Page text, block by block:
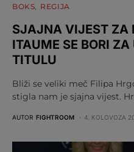
BOKS REGIJA
SJAJNA VIJEST ZA
ITAUME SE BORI
TITULU
Bliži se veliki meč Filipa
stigla nam je sjajna vijest.
AUTOR FIGHTROOM 4. KOLOVOZA